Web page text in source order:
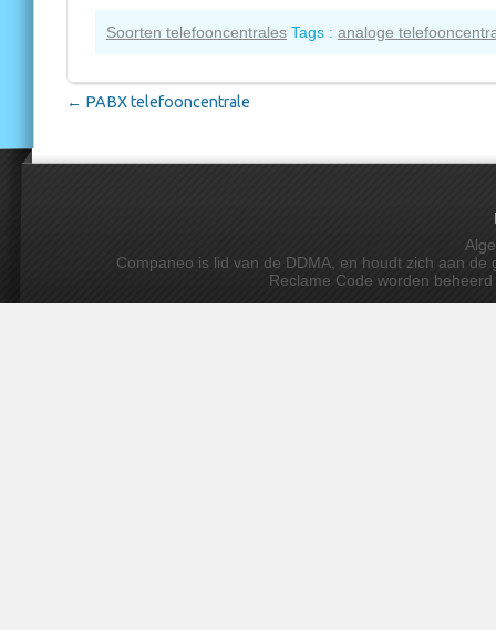
Soorten telefooncentrales Tags : analoge
← PABX telefooncentrale
Companeo is lid van de DDMA, en houdt zich aan
Reclame Code worden